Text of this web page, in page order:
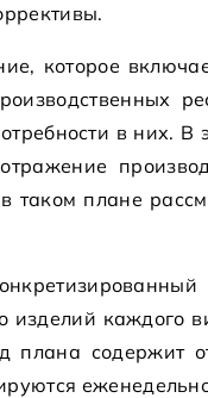
которое
в них. В
таком плане
изделий каждого
плана содержит